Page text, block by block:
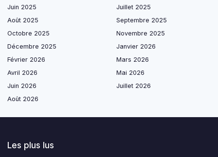
Juin 2025
Juillet 2025
Août 2025
Septembre 2025
Octobre 2025
Novembre 2025
Décembre 2025
Janvier 2026
Février 2026
Mars 2026
Avril 2026
Mai 2026
Juin 2026
Juillet 2026
Août 2026
Les plus lus